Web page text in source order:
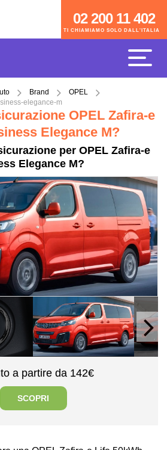
TI CHIAMIAMO SOLO DALL'ITALIA
02 200 11 402
Brand
OPEL
elegance-m
OPEL Zafira-e
Elegance M?
per OPEL Zafira-e
Elegance M?
a partire da 142€
SCOPRI
02 200 11 402